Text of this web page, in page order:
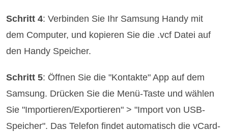
Schritt 4: Verbinden Sie Ihr Samsung Handy mit
dem Computer, und kopieren Sie die .vcf Datei auf
den Handy Speicher.
Schritt 5: Öffnen Sie die "Kontakte" App auf dem
Samsung. Drücken Sie die Menü-Taste und wählen
Sie "Importieren/Exportieren" > "Import von USB-
Speicher". Das Telefon findet automatisch die vCard-